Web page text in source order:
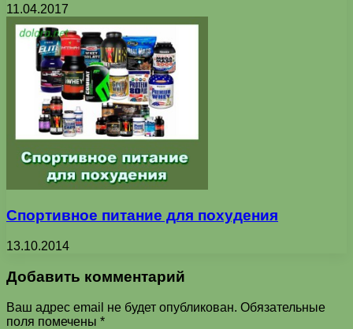
11.04.2017
Спортивное питание для похудения
13.10.2014
Добавить комментарий
Ваш адрес email не будет опубликован. Обязательные
поля помечены *